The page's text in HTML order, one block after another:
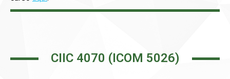
CIIC 4070 (ICOM 5026)